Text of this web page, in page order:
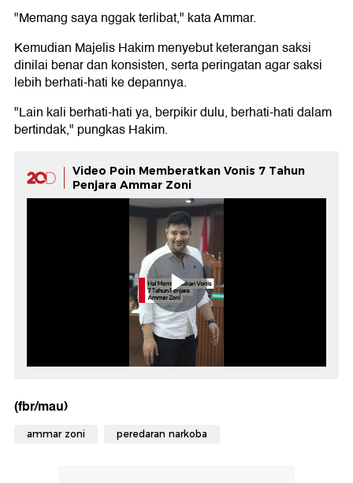
"Memang saya nggak terlibat," kata Ammar.
Kemudian Majelis Hakim menyebut keterangan saksi
dinilai benar dan konsisten, serta peringatan agar saksi
lebih berhati-hati ke depannya.
"Lain kali berhati-hati ya, berpikir dulu, berhati-hati dalam
bertindak," pungkas Hakim.
Video Poin Memberatkan Vonis 7 Tahun
Penjara Ammar Zoni
(fbr/mau)
ammar zoni peredaran narkoba